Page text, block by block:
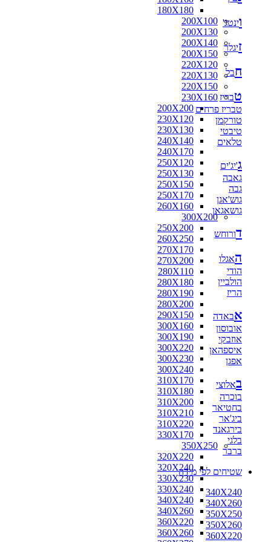
180X180
200X100
200X130
200X140
200X150
220X120
220X130
220X150
230X160
200X200
230X120
230X130
240X140
240X170
250X120
250X130
250X150
250X170
260X160
300X200
250X200
260X250
270X170
270X200
280X110
280X180
280X190
280X200
290X150
300X160
300X190
300X220
300X230
300X240
310X170
310X180
310X200
310X210
310X220
330X170
350X250
320X220
320X240
330X230
330X240
340X240
340X260
360X220
360X260
וינטג'
זיגלר
חבל
טבריז
טבריז פרחים
טורקמן
טיבטי
טלאים
ג'יג'ים
גאבה
גבה
גוש'אגן
גושאגאן
דורוחש
האגלו
הודי
הולביין
הריז
אבאדה
אובוסון
אוזבקי
איספהאן
אפגן
באלוצי
בוכרה
בחטיאר
ביג'אר
בירגאנד
בלגי
ברבר
שטיחים לפי מידה
340X240
340X260
350X250
350X260
360X220